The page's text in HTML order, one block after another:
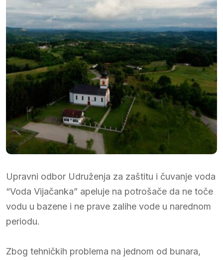
Upravni odbor Udruženja za zaštitu i čuvanje voda
“Voda Vijačanka” apeluje na potrošače da ne toče
vodu u bazene i ne prave zalihe vode u narednom
periodu.
Zbog tehničkih problema na jednom od bunara,